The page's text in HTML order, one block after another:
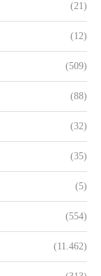
(21)
(12)
(509)
(88)
(32)
(35)
(5)
(554)
(11.462)